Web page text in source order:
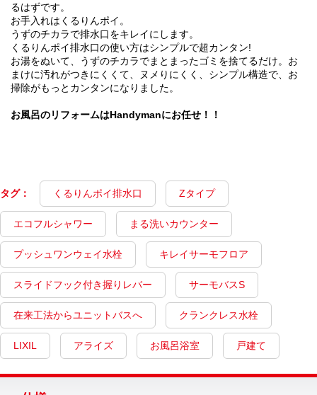
るはずです。
お手入れはくるりんポイ。
うずのチカラで排水口をキレイにします。
くるりんポイ排水口の使い方はシンプルで超カンタン!
お湯をぬいて、うずのチカラでまとまったゴミを捨てるだけ。お
まけに汚れがつきにくくて、ヌメりにくく、シンプル構造で、お
掃除がもっとカンタンになりました。
お風呂のリフォームはHandymanにお任せ！！
タグ： くるりんポイ排水口 Zタイプ
エコフルシャワー まる洗いカウンター
プッシュワンウェイ水栓 キレイサーモフロア
スライドフック付き握りレバー サーモバスS
在来工法からユニットバスへ クランクレス水栓
LIXIL アライズ お風呂浴室 戸建て